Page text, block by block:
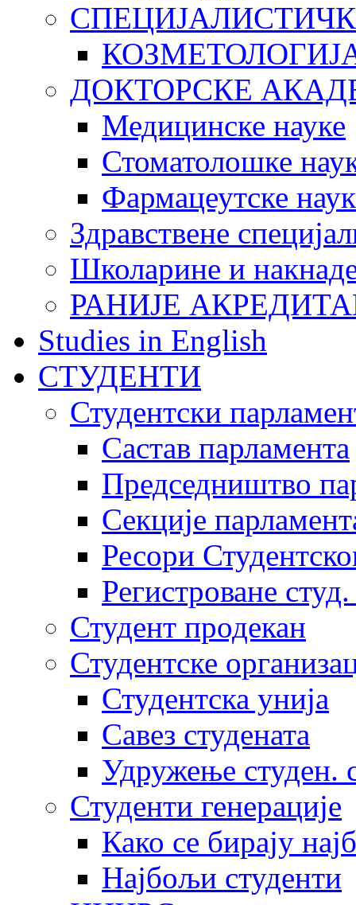
ДОКТОРСКЕ
Медицинске науке
Стоматолошке
Фармацеутске
Здравствене
Школарине и
РАНИЈЕ
Studies in English
СТУДЕНТИ
Студентски
Састав парламента
Председништво
Секције
Ресори
Регистроване
Студент продекан
Студентске
Студентска унија
Савез студената
Удружење студен.
Студенти генерације
Како се бирају
Најбољи студенти